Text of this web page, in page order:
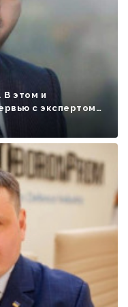
В этом и
с экспертом